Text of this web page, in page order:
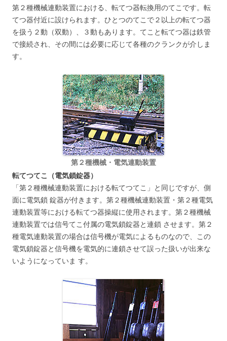
第２種機械連動装置における、転てつ器転換用のてこです。転
てつ器付近に設けられます。ひとつのてこで２以上の転てつ器
を扱う２動（双動）、３動もあります。てこと転てつ器は鉄管
で接続され、その間には必要に応じて各種のクランクが介しま
す。
第２種機械・電気連動装置
転てつてこ（電気鎖錠器）
「第２種機械連動装置における転てつてこ」と同じですが、側
面に電気鎖 錠器が付きます。第２種機械連動装置・第２種電気
連動装置等における転てつ器操縦に使用されます。第２種機械
連動装置では信号てこ付属の電気鎖錠器と連鎖 させます。第２
種電気連動装置の場合は信号機が電気によるものなので、この
電気鎖錠器と信号機を電気的に連鎖させて誤った扱いが出来な
いようになっていま す。